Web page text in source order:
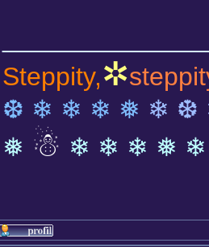
Steppity,✲
❆ ❄ ❄ ❄ ❅ ❄ ❆
❅ ☃ ❄ ❄ ❄ ❅